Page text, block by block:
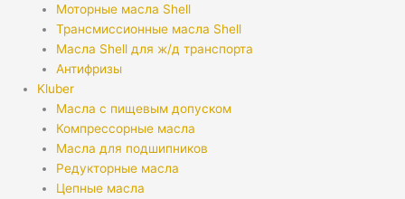
Моторные масла Shell
Трансмиссионные масла Shell
Масла Shell для ж/д транспорта
Антифризы
Kluber
Масла с пищевым допуском
Компрессорные масла
Масла для подшипников
Редукторные масла
Цепные масла